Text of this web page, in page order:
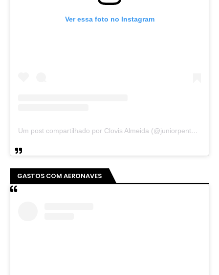
Ver essa foto no Instagram
Um post compartilhado por Clovis Almeida (@juniorpentecoste01)
GASTOS COM AERONAVES